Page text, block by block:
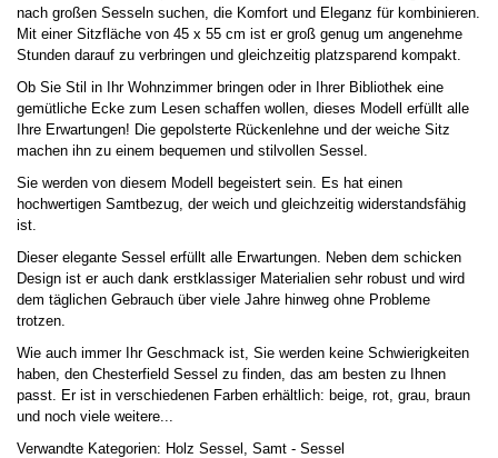
nach großen Sesseln suchen, die Komfort und Eleganz für kombinieren.
Mit einer Sitzfläche von 45 x 55 cm ist er groß genug um angenehme
Stunden darauf zu verbringen und gleichzeitig platzsparend kompakt.
Ob Sie Stil in Ihr Wohnzimmer bringen oder in Ihrer Bibliothek eine
gemütliche Ecke zum Lesen schaffen wollen, dieses Modell erfüllt alle
Ihre Erwartungen! Die gepolsterte Rückenlehne und der weiche Sitz
machen ihn zu einem bequemen und stilvollen Sessel.
Sie werden von diesem Modell begeistert sein. Es hat einen
hochwertigen Samtbezug, der weich und gleichzeitig widerstandsfähig
ist.
Dieser elegante Sessel erfüllt alle Erwartungen. Neben dem schicken
Design ist er auch dank erstklassiger Materialien sehr robust und wird
dem täglichen Gebrauch über viele Jahre hinweg ohne Probleme
trotzen.
Wie auch immer Ihr Geschmack ist, Sie werden keine Schwierigkeiten
haben, den Chesterfield Sessel zu finden, das am besten zu Ihnen
passt. Er ist in verschiedenen Farben erhältlich: beige, rot, grau, braun
und noch viele weitere...
Verwandte Kategorien: Holz Sessel, Samt - Sessel